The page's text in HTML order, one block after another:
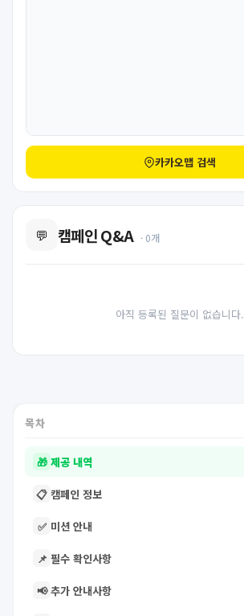
카카오맵 검색
💬 캠페인 Q&A · 0개
아직 등록된 질문이 없습니다.
목차
🎁 제공 내역
📋 캠페인 정보
✅ 미션 안내
📌 필수 확인사항
📢 추가 안내사항